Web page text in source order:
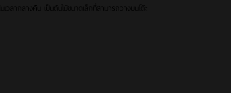
ลากลางคืน เป็นต้นไม้ขนาดเล็กที่สามารถวางบนโต๊ะ